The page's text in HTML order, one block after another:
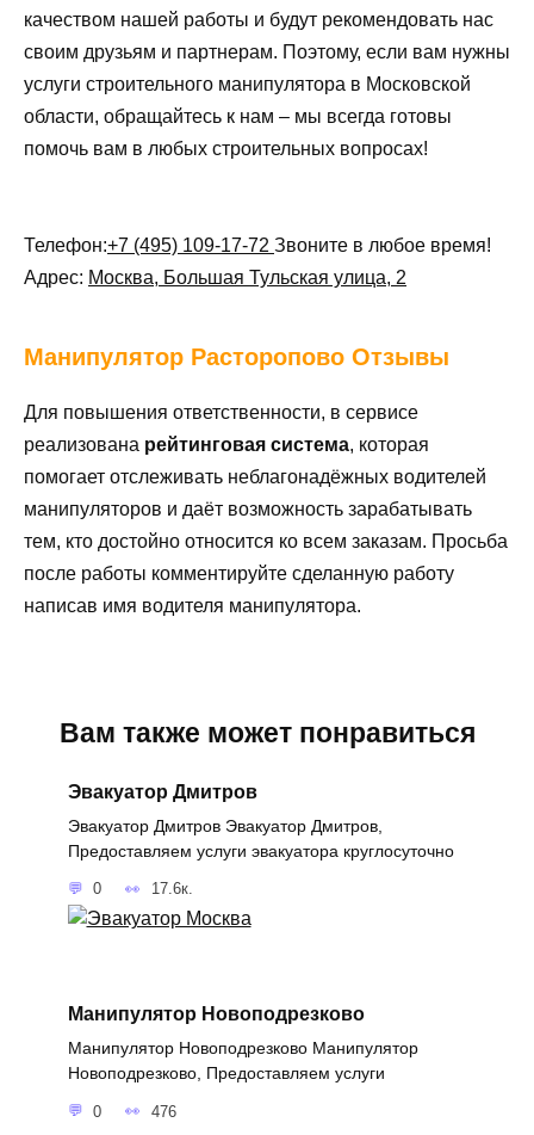
качеством нашей работы и будут рекомендовать нас
своим друзьям и партнерам. Поэтому, если вам нужны
услуги строительного манипулятора в Московской
области, обращайтесь к нам – мы всегда готовы
помочь вам в любых строительных вопросах!
Телефон:+7 (495) 109-17-72 Звоните в любое время!
Адрес: Москва, Большая Тульская улица, 2
Манипулятор Расторопово Отзывы
Для повышения ответственности, в сервисе
реализована рейтинговая система, которая
помогает отслеживать неблагонадёжных водителей
манипуляторов и даёт возможность зарабатывать
тем, кто достойно относится ко всем заказам. Просьба
после работы комментируйте сделанную работу
написав имя водителя манипулятора.
Вам также может понравиться
Эвакуатор Дмитров
Эвакуатор Дмитров Эвакуатор Дмитров,
Предоставляем услуги эвакуатора круглосуточно
0 17.6к.
Манипулятор Новоподрезково
Манипулятор Новоподрезково Манипулятор
Новоподрезково, Предоставляем услуги
0 476